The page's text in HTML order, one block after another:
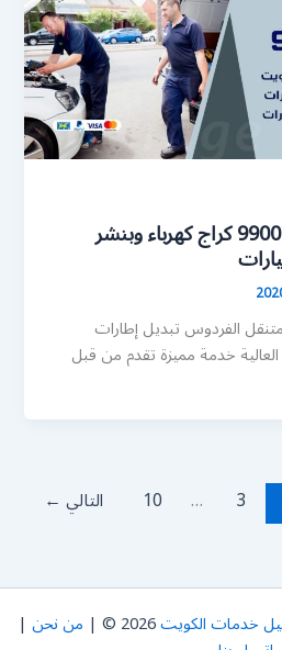
بنشر الفردوس 99007355 كراج كهرباء وبنشر
الفردوس تبديل إطارات
خدمة مميزة تقدم من قبل
3
…
10 التالي ←
خدمات الكويت2026 © | من نحن |